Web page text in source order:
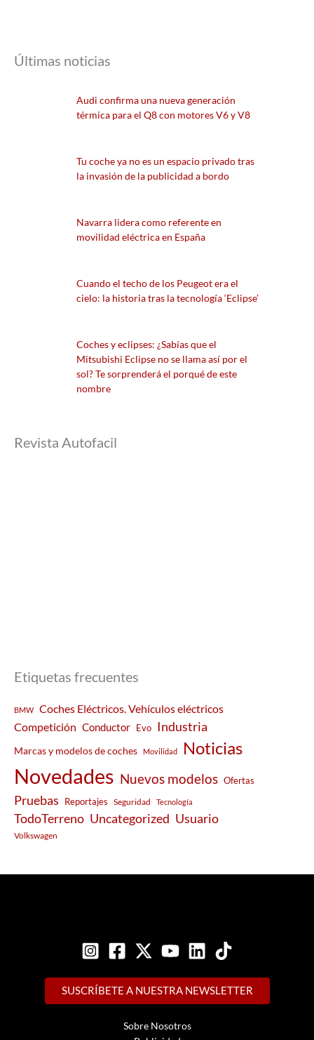
Últimas noticias
Audi confirma una nueva generación
térmica para el Q8 con motores V6 y V8
Tu coche ya no es un espacio privado tras
la invasión de la publicidad a bordo
Navarra lidera como referente en
movilidad eléctrica en España
Cuando el techo de los Peugeot era el
cielo: la historia tras la tecnología ‘Eclipse’
Coches y eclipses: ¿Sabías que el
Mitsubishi Eclipse no se llama así por el
sol? Te sorprenderá el porqué de este
nombre
Revista Autofacil
Etiquetas frecuentes
BMW
Coches Eléctricos. Vehículos eléctricos
Competición Conductor Evo Industria
Marcas y modelos de coches Movilidad Noticias
Novedades Nuevos modelos Ofertas
Pruebas Reportajes Seguridad Tecnología
TodoTerreno Uncategorized Usuario
Volkswagen
SUSCRÍBETE A NUESTRA NEWSLETTER
Sobre Nosotros